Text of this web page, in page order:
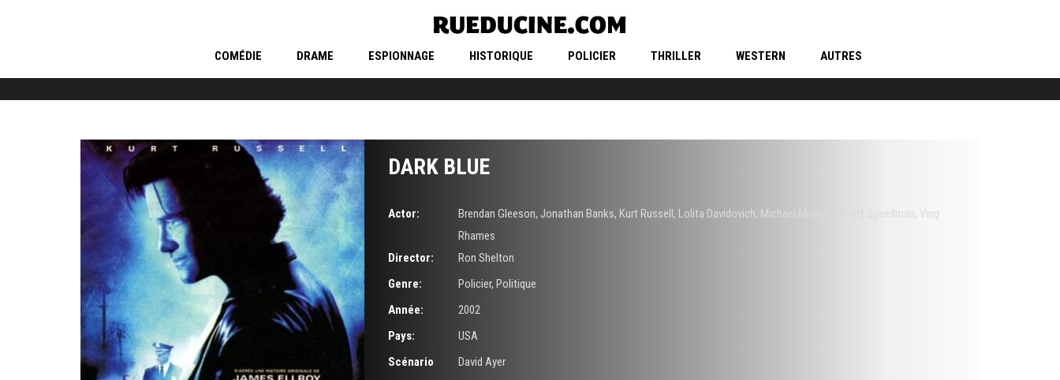
COMÉDIE DRAME ESPIONNAGE HISTORIQUE POLICIER THRILLER WESTERN AUTRES
DARK BLUE
Actor: Brendan Gleeson, Jonathan Banks, Kurt Russell, Lolita Davidovich, Michael Michele Scott Speedman, Ving
Rhames
Director:
Ron Shelton
Genre:
Policier, Politique
Année:
2002
Pays:
USA
Scénario
David Ayer